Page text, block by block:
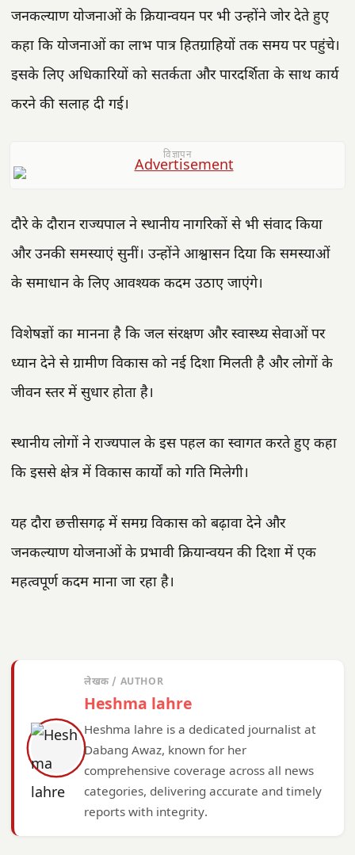
जनकल्याण योजनाओं के क्रियान्वयन पर भी उन्होंने जोर देते हुए
कहा कि योजनाओं का लाभ पात्र हितग्राहियों तक समय पर पहुंचे।
इसके लिए अधिकारियों को सतर्कता और पारदर्शिता के साथ कार्य
करने की सलाह दी गई।
विज्ञापन
दौरे के दौरान राज्यपाल ने स्थानीय नागरिकों से भी संवाद किया
और उनकी समस्याएं सुनीं। उन्होंने आश्वासन दिया कि समस्याओं
के समाधान के लिए आवश्यक कदम उठाए जाएंगे।
विशेषज्ञों का मानना है कि जल संरक्षण और स्वास्थ्य सेवाओं पर
ध्यान देने से ग्रामीण विकास को नई दिशा मिलती है और लोगों के
जीवन स्तर में सुधार होता है।
स्थानीय लोगों ने राज्यपाल के इस पहल का स्वागत करते हुए कहा
कि इससे क्षेत्र में विकास कार्यों को गति मिलेगी।
यह दौरा छत्तीसगढ़ में समग्र विकास को बढ़ावा देने और
जनकल्याण योजनाओं के प्रभावी क्रियान्वयन की दिशा में एक
महत्वपूर्ण कदम माना जा रहा है।
लेखक / AUTHOR
Heshma lahre
Heshma lahre is a dedicated journalist at
Dabang Awaz, known for her
comprehensive coverage across all news
categories, delivering accurate and timely
reports with integrity.